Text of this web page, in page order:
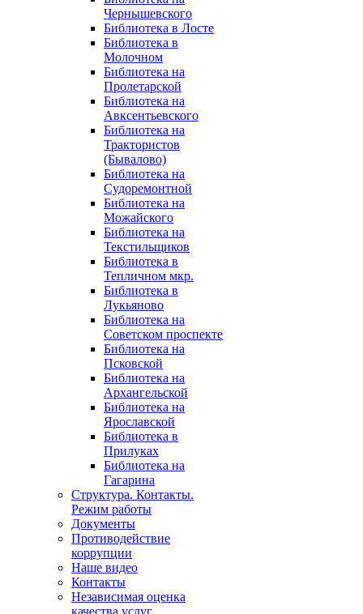
Чернышевского
Библиотека в Лосте
Библиотека в
Молочном
Библиотека на
Пролетарской
Библиотека на
Авксентьевского
Библиотека на
Трактористов
(Бывалово)
Библиотека на
Судоремонтной
Библиотека на
Можайского
Библиотека на
Текстильщиков
Библиотека в
Тепличном мкр.
Библиотека в
Лукьяново
Библиотека на
Советском проспекте
Библиотека на
Псковской
Библиотека на
Архангельской
Библиотека на
Ярославской
Библиотека в
Прилуках
Библиотека на
Гагарина
Структура. Контакты.
Режим работы
Документы
Противодействие
коррупции
Наше видео
Контакты
Независимая оценка
качества услуг